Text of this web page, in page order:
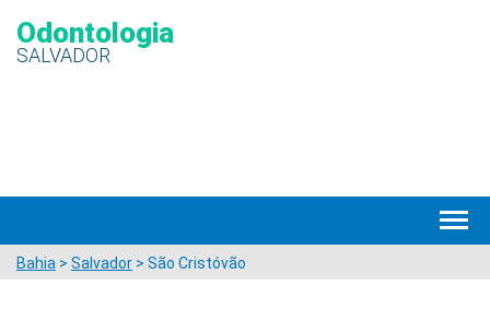
Odontologia
SALVADOR
Bahia > Salvador > São Cristóvão